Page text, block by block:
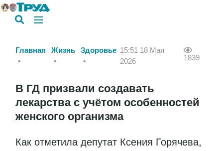
Главная Жизнь Здоровье 15:51 18 Мая
2026
1839
В ГД призвали создавать
лекарства с учётом особенностей
женского организма
Как отметила депутат Ксения Горячева,